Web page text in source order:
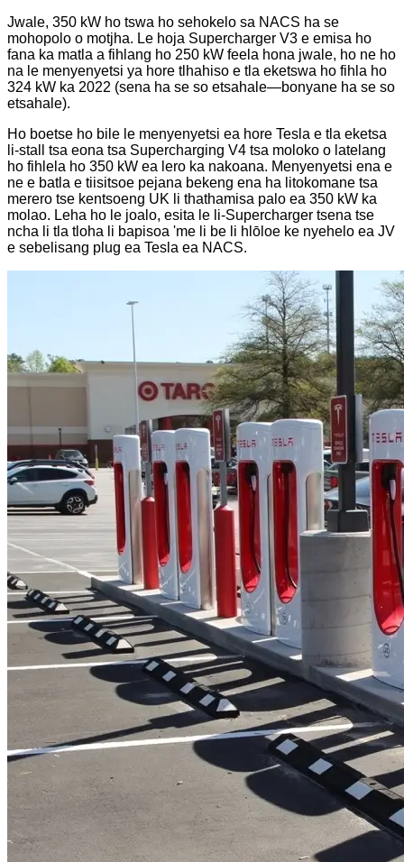
Jwale, 350 kW ho tswa ho sehokelo sa NACS ha se
mohopolo o motjha. Le hoja Supercharger V3 e emisa ho
fana ka matla a fihlang ho 250 kW feela hona jwale, ho ne ho
na le menyenyetsi ya hore tlhahiso e tla eketswa ho fihla ho
324 kW ka 2022 (sena ha se so etsahale—bonyane ha se so
etsahale).
Ho boetse ho bile le menyenyetsi ea hore Tesla e tla eketsa
li-stall tsa eona tsa Supercharging V4 tsa moloko o latelang
ho fihlela ho 350 kW ea lero ka nakoana. Menyenyetsi ena e
ne e batla e tiisitsoe pejana bekeng ena ha litokomane tsa
merero tse kentsoeng UK li thathamisa palo ea 350 kW ka
molao. Leha ho le joalo, esita le li-Supercharger tsena tse
ncha li tla tloha li bapisoa 'me li be li hlōloe ke nyehelo ea JV
e sebelisang plug ea Tesla ea NACS.